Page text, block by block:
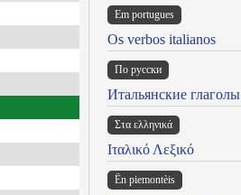
Em portugues
Os verbos italianos
По русски
Итальянские глаголы
Στα ελληνικά
Ιταλικό Λεξικό
Ën piemontèis